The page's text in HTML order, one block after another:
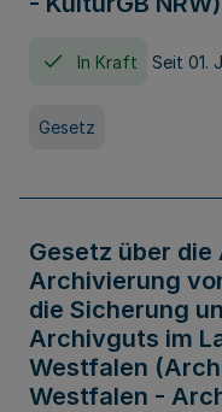
In Kraft Seit 01.
Gesetz
Gesetz über
Archivierung
die Sicherung
Archivguts im
Westfalen
Westfalen -